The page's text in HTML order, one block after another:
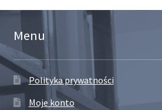
Menu
Polityka prywatności
Moje konto